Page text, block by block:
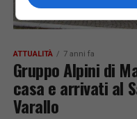
ATTUALITÀ 7 anni fa
Gruppo Alpini di
casa e arrivati al
Varallo